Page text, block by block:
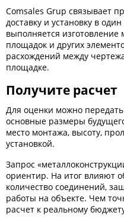
Comsales Grup связывает
доставку и установку в
выполняется
площадок и других
расхождений между
площадке.
Получите расчет
Для оценки можно
основные размеры
место монтажа, высоту,
установкой.
Запрос
ориентир. На итог влияют
количество соединений,
работы на объекте. Чем
расчет к реальному